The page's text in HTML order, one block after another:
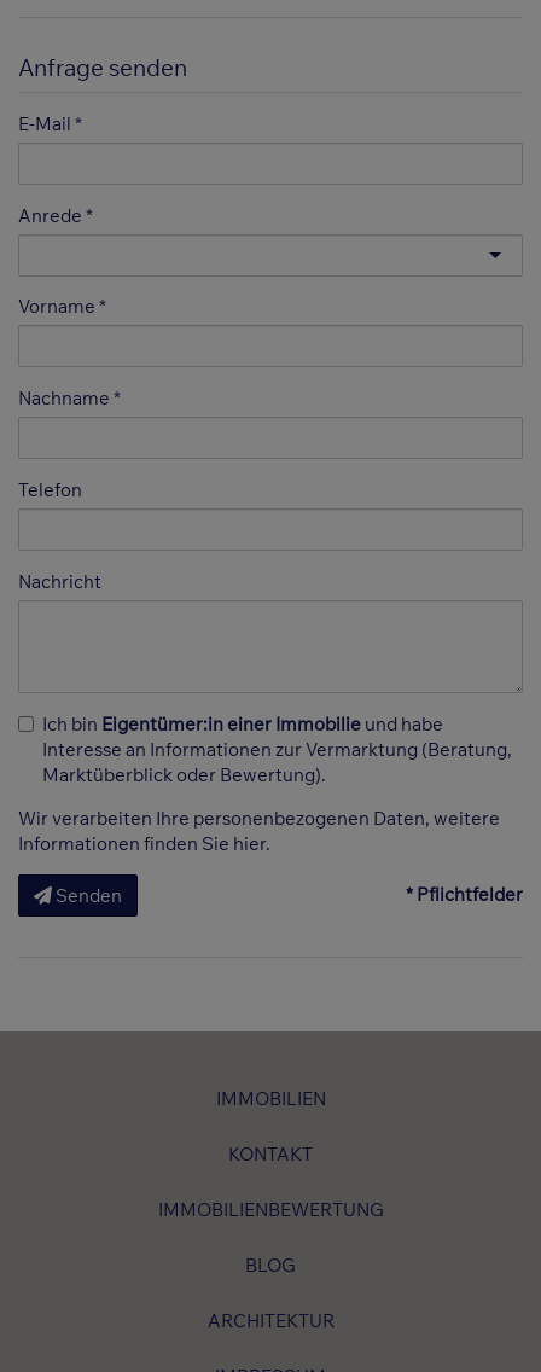
Anfrage senden
E-Mail
Anrede
Vorname
Nachname
Telefon
Nachricht
Ich bin Eigentümer:in einer Immobilie und habe
Interesse an Informationen zur Vermarktung (Beratung,
Marktüberblick oder Bewertung).
Wir verarbeiten Ihre personenbezogenen Daten, weitere
Informationen finden Sie hier.
Senden * Pflichtfelder
IMMOBILIEN
KONTAKT
IMMOBILIENBEWERTUNG
BLOG
ARCHITEKTUR